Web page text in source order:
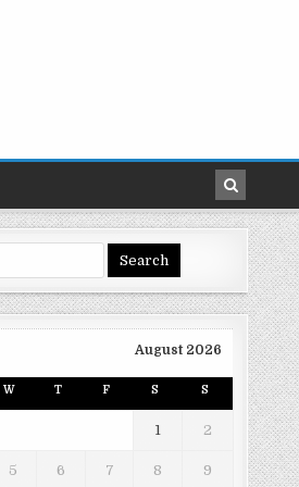
August 2026
W T F S S
1 2
5 6 7 8 9